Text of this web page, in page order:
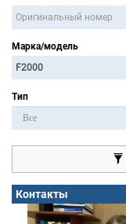
Марка/модель
Тип
Контакты